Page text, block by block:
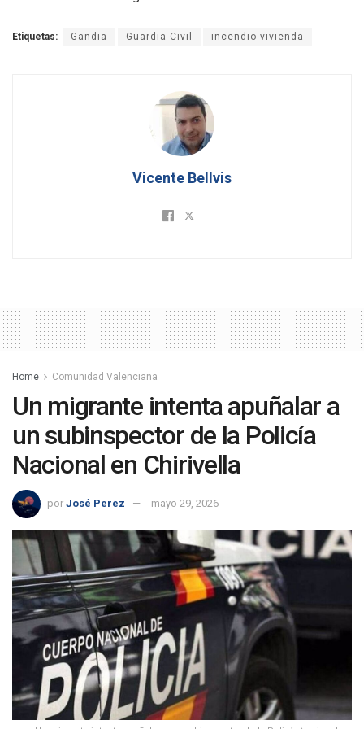
Etiquetas: Gandia Guardia Civil incendio vivienda
Vicente Bellvis
Home Comunidad Valenciana
Un migrante intenta apuñalar a
un subinspector de la Policía
Nacional en Chirivella
por José Perez mayo 29, 2026